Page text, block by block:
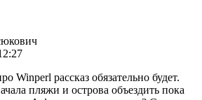
Winperl рассказ обязательно будет.
пляжи и острова объездить пока